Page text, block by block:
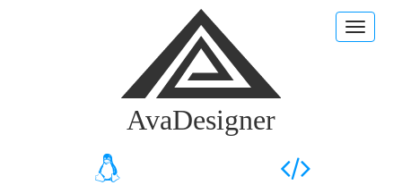
Toggle
navigation
AvaDesigner